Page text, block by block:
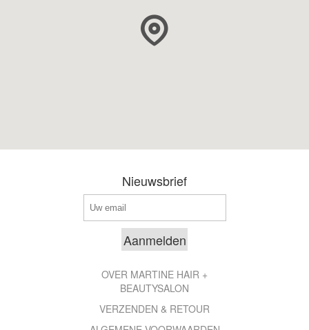
Nieuwsbrief
OVER MARTINE HAIR +
BEAUTYSALON
VERZENDEN & RETOUR